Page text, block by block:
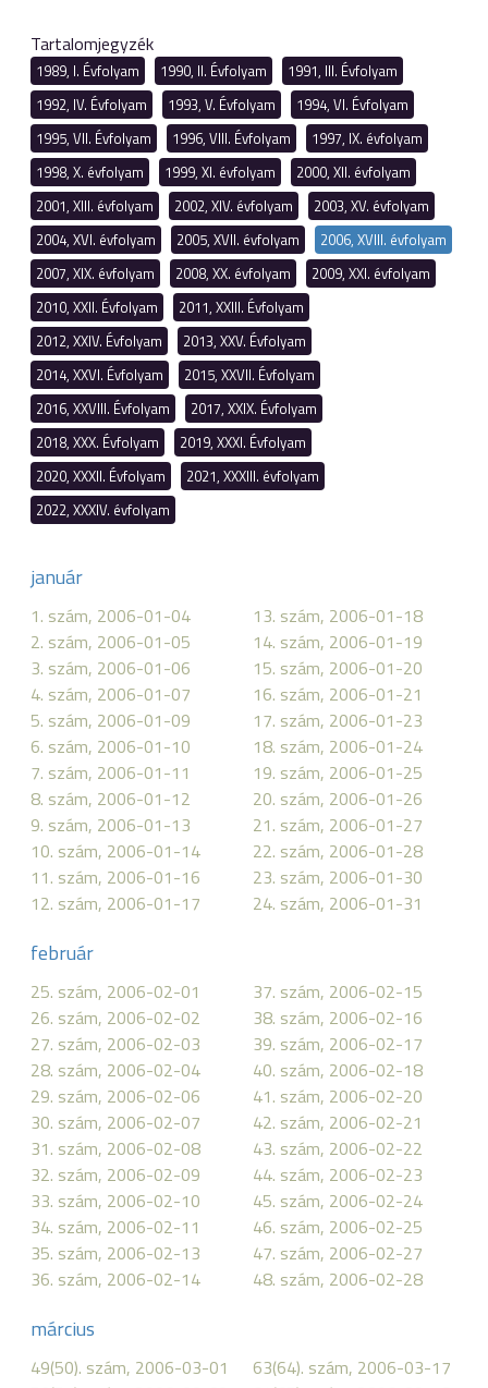
Tartalomjegyzék
1989, I. Évfolyam 1990, II. Évfolyam
1991, III. Évfolyam
1992, IV. Évfolyam
1993, V. Évfolyam
1994, VI. Évfolyam
1995, VII. Évfolyam
1996, VIII. Évfolyam
1997, IX. évfolyam
1998, X. évfolyam
1999, XI. évfolyam
2000, XII. évfolyam
2001, XIII. évfolyam
2002, XIV. évfolyam
2003, XV. évfolyam
2004, XVI. évfolyam
2005, XVII. évfolyam
2006, XVIII. évfolyam
2007, XIX. évfolyam
2008, XX. évfolyam
2009, XXI. évfolyam
2010, XXII. Évfolyam
2011, XXIII. Évfolyam
2012, XXIV. Évfolyam
2013, XXV. Évfolyam
2014, XXVI. Évfolyam
2015, XXVII. Évfolyam
2016, XXVIII. Évfolyam
2017, XXIX. Évfolyam
2018, XXX. Évfolyam
2019, XXXI. Évfolyam
2020, XXXII. Évfolyam
2021, XXXIII. évfolyam
2022, XXXIV. évfolyam
január
1. szám, 2006-01-04
2. szám, 2006-01-05
3. szám, 2006-01-06
4. szám, 2006-01-07
5. szám, 2006-01-09
6. szám, 2006-01-10
7. szám, 2006-01-11
8. szám, 2006-01-12
9. szám, 2006-01-13
10. szám, 2006-01-14
11. szám, 2006-01-16
12. szám, 2006-01-17
13. szám, 2006-01-18
14. szám, 2006-01-19
15. szám, 2006-01-20
16. szám, 2006-01-21
17. szám, 2006-01-23
18. szám, 2006-01-24
19. szám, 2006-01-25
20. szám, 2006-01-26
21. szám, 2006-01-27
22. szám, 2006-01-28
23. szám, 2006-01-30
24. szám, 2006-01-31
február
25. szám, 2006-02-01
26. szám, 2006-02-02
27. szám, 2006-02-03
28. szám, 2006-02-04
29. szám, 2006-02-06
30. szám, 2006-02-07
31. szám, 2006-02-08
32. szám, 2006-02-09
33. szám, 2006-02-10
34. szám, 2006-02-11
35. szám, 2006-02-13
36. szám, 2006-02-14
37. szám, 2006-02-15
38. szám, 2006-02-16
39. szám, 2006-02-17
40. szám, 2006-02-18
41. szám, 2006-02-20
42. szám, 2006-02-21
43. szám, 2006-02-22
44. szám, 2006-02-23
45. szám, 2006-02-24
46. szám, 2006-02-25
47. szám, 2006-02-27
48. szám, 2006-02-28
március
49(50). szám, 2006-03-01
63(64). szám, 2006-03-17